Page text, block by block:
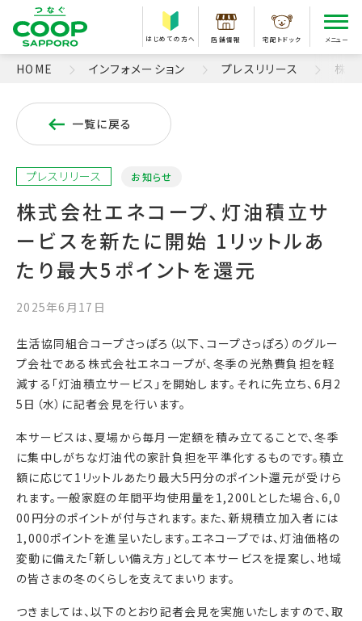
はじめての方へ 店舗情報 宅配トドック メニュー
HOME インフォメーション プレスリリース 株式
一覧に戻る
プレスリリース お知らせ
株式会社エネコープ、灯油積立サ
ービスを新たに開始 1リットルあ
たり最大5ポイントを還元
2025年6月17日
生活協同組合コープさっぽろ（以下、コープさっぽろ）のグルー
プ会社である株式会社エネコープが、冬季の光熱費負担を軽
減する「灯油積立サービス」を開始します。それに先立ち、6月2
5日（水）に記者会見を行います。
本サービスは、夏場から毎月一定額を積み立てることで、冬季
に集中しがちな灯油代の家計負担を平準化するものです。積立
額に応じて1リットルあたり最大5円分のポイント還元が受けら
れます。一般家庭の年間平均使用量を1,200Lとした場合、6,0
00円分のポイントが付与されます。また、新規積立加入者には
1,000ポイントを進呈いたします。エネコープでは、灯油価格の
変動に備えた「新しい備え方」として本サービスを提案し、地域
の皆さまの冬のくらしを支えてまいります。
つきましては、以下のとおり記者会見を実施いたしますので、取